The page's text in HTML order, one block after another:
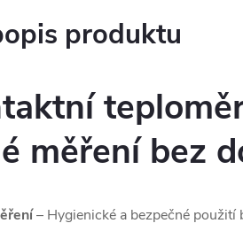
produktu
měření bez
– Hygienické a bezpečné použití